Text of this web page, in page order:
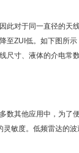
此对于同一直径的天
ZUI低。如下图所示
寸、液体的介电常
其他应用中，为了
敏度。低频雷达的